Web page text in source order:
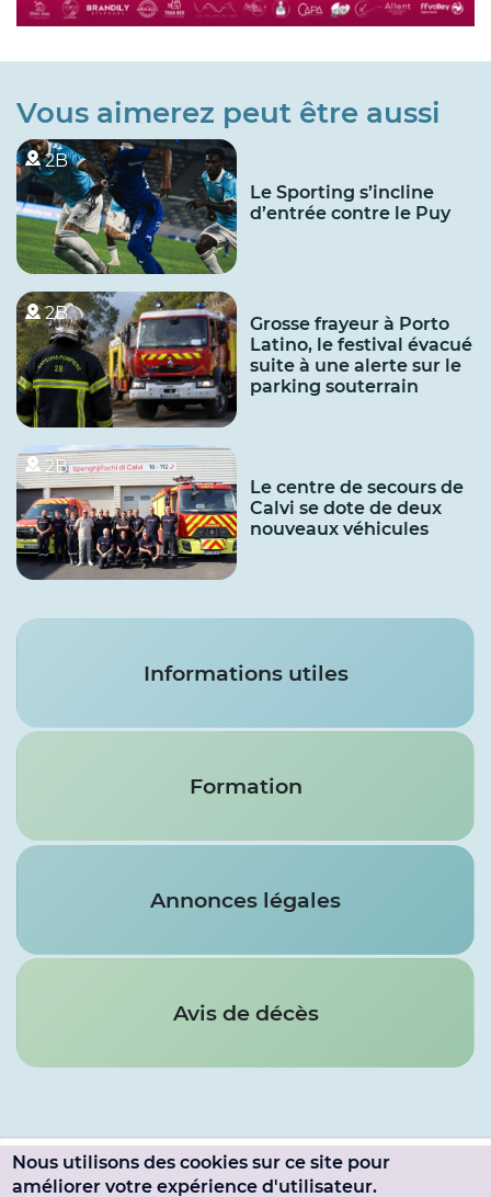
Vous aimerez peut être aussi
2B
Le Sporting s’incline
d’entrée contre le Puy
2B
Grosse frayeur à Porto
Latino, le festival évacué
suite à une alerte sur le
parking souterrain
2B
Le centre de secours de
Calvi se dote de deux
nouveaux véhicules
Services
Informations utiles
Formation
Annonces légales
Avis de décès
Menu SE CONNECTER
Nous utilisons des cookies sur ce site pour
améliorer votre expérience d'utilisateur.